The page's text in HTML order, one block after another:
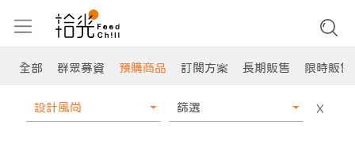
全部 群眾募資 預購商品 訂閱方案 長期販售 限時販售
設計風尚 篩選 X